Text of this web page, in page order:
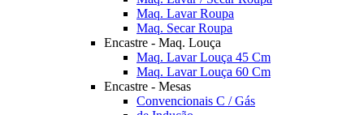
Maq. Lavar Roupa
Maq. Secar Roupa
Encastre - Maq. Louça
Maq. Lavar Louça 45 Cm
Maq. Lavar Louça 60 Cm
Encastre - Mesas
Convencionais C / Gás